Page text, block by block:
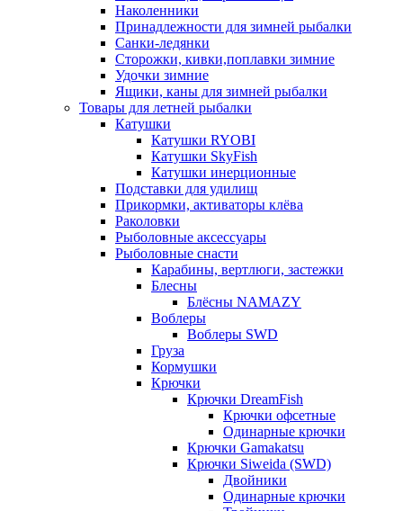
Наколенники
Принадлежности для зимней рыбалки
Санки-ледянки
Сторожки, кивки,поплавки зимние
Удочки зимние
Ящики, каны для зимней рыбалки
Товары для летней рыбалки
Катушки
Катушки RYOBI
Катушки SkyFish
Катушки инерционные
Подставки для удилищ
Прикормки, активаторы клёва
Раколовки
Рыболовные аксессуары
Рыболовные снасти
Карабины, вертлюги, застежки
Блесны
Блёсны NAMAZY
Воблеры
Воблеры SWD
Груза
Кормушки
Крючки
Крючки DreamFish
Крючки офсетные
Одинарные крючки
Крючки Gamakatsu
Крючки Siweida (SWD)
Двойники
Одинарные крючки